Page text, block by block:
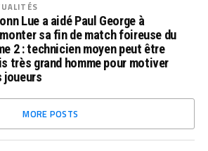
Lue a aidé Paul George à
sa fin de match foireuse du
2 : technicien moyen peut être
très grand homme pour motiver
joueurs
MORE POSTS